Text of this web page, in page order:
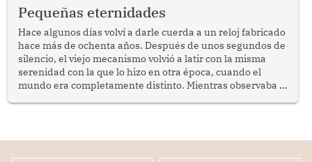
reflexionar sobre la importancia de fortalecer las políticas
públicas dirigidas a los adultos mayores en pobreza.
Pequeñas eternidades
Hace algunos días volví a darle cuerda a un reloj fabricado
hace más de ochenta años. Después de unos segundos de
silencio, el viejo mecanismo volvió a latir con la misma
serenidad con la que lo hizo en otra época, cuando el
mundo era completamente distinto. Mientras observaba el